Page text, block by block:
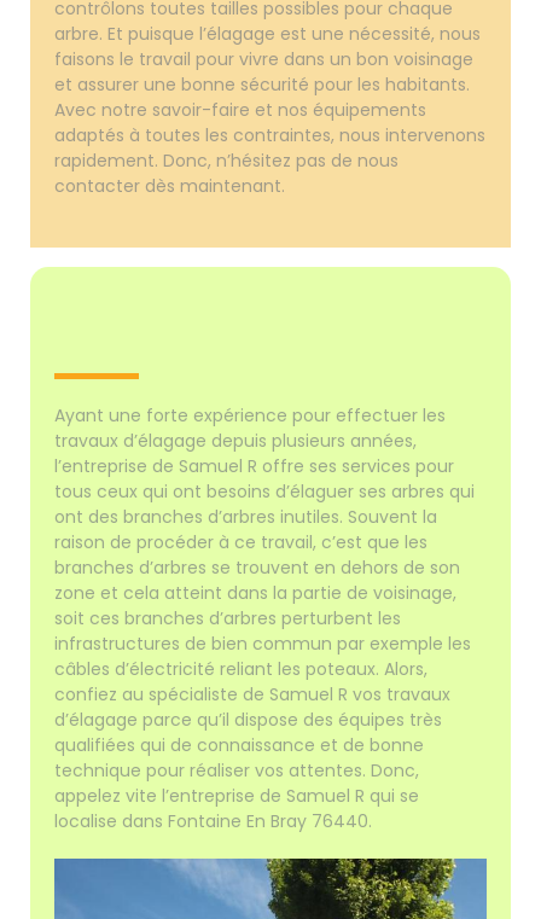
contrôlons toutes tailles possibles pour chaque
arbre. Et puisque l’élagage est une nécessité, nous
faisons le travail pour vivre dans un bon voisinage
et assurer une bonne sécurité pour les habitants.
Avec notre savoir-faire et nos équipements
adaptés à toutes les contraintes, nous intervenons
rapidement. Donc, n’hésitez pas de nous
contacter dès maintenant.
Ayant une forte expérience pour effectuer les
travaux d’élagage depuis plusieurs années,
l’entreprise de Samuel R offre ses services pour
tous ceux qui ont besoins d’élaguer ses arbres qui
ont des branches d’arbres inutiles. Souvent la
raison de procéder à ce travail, c’est que les
branches d’arbres se trouvent en dehors de son
zone et cela atteint dans la partie de voisinage,
soit ces branches d’arbres perturbent les
infrastructures de bien commun par exemple les
câbles d’électricité reliant les poteaux. Alors,
confiez au spécialiste de Samuel R vos travaux
d’élagage parce qu’il dispose des équipes très
qualifiées qui de connaissance et de bonne
technique pour réaliser vos attentes. Donc,
appelez vite l’entreprise de Samuel R qui se
localise dans Fontaine En Bray 76440.